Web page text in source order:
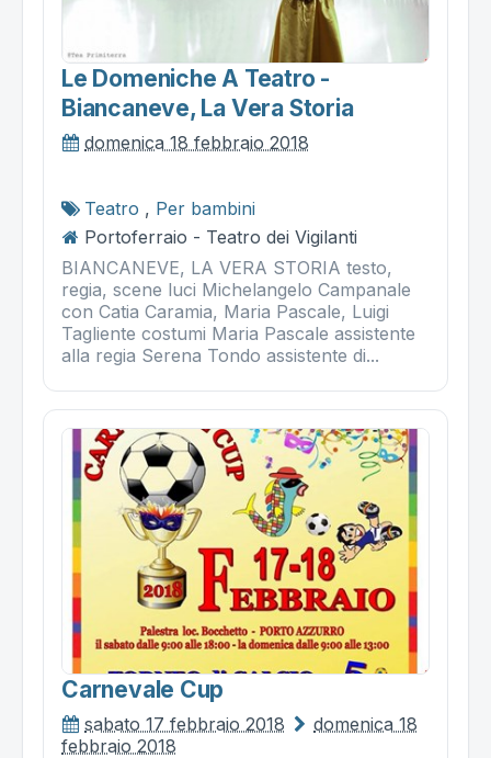
Le Domeniche A Teatro -
Biancaneve, La Vera Storia
domenica 18 febbraio 2018
Teatro , Per bambini
Portoferraio - Teatro dei Vigilanti
BIANCANEVE, LA VERA STORIA testo,
regia, scene luci Michelangelo Campanale
con Catia Caramia, Maria Pascale, Luigi
Tagliente costumi Maria Pascale assistente
alla regia Serena Tondo assistente di...
Carnevale Cup
sabato 17 febbraio 2018
domenica 18
febbraio 2018